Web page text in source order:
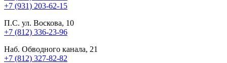
+7 (931) 203-62-15
П.С. ул. Воскова, 10
+7 (812) 336-23-96
Наб. Обводного канала, 21
+7 (812) 327-82-82